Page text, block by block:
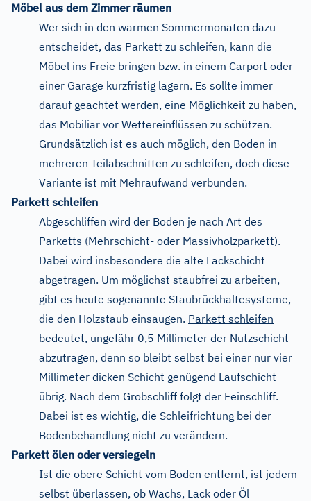
Möbel aus dem Zimmer räumen
Wer sich in den warmen Sommermonaten dazu
entscheidet, das Parkett zu schleifen, kann die
Möbel ins Freie bringen bzw. in einem Carport oder
einer Garage kurzfristig lagern. Es sollte immer
darauf geachtet werden, eine Möglichkeit zu haben,
das Mobiliar vor Wettereinflüssen zu schützen.
Grundsätzlich ist es auch möglich, den Boden in
mehreren Teilabschnitten zu schleifen, doch diese
Variante ist mit Mehraufwand verbunden.
Parkett schleifen
Abgeschliffen wird der Boden je nach Art des
Parketts (Mehrschicht- oder Massivholzparkett).
Dabei wird insbesondere die alte Lackschicht
abgetragen. Um möglichst staubfrei zu arbeiten,
gibt es heute sogenannte Staubrückhaltesysteme,
die den Holzstaub einsaugen. Parkett schleifen
bedeutet, ungefähr 0,5 Millimeter der Nutzschicht
abzutragen, denn so bleibt selbst bei einer nur vier
Millimeter dicken Schicht genügend Laufschicht
übrig. Nach dem Grobschliff folgt der Feinschliff.
Dabei ist es wichtig, die Schleifrichtung bei der
Bodenbehandlung nicht zu verändern.
Parkett ölen oder versiegeln
Ist die obere Schicht vom Boden entfernt, ist jedem
selbst überlassen, ob Wachs, Lack oder Öl